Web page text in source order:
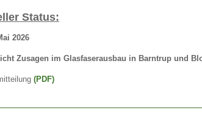
Status:
2026
Zusagen im Glasfaserausbau in Barntrup und
(PDF)